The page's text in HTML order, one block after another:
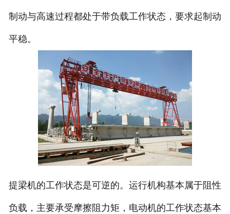
制动与高速过程都处于带负载工作状态，要求起制动
平稳。
提梁机的工作状态是可逆的。运行机构基本属于阻性
负载，主要承受摩擦阻力矩，电动机的工作状态基本